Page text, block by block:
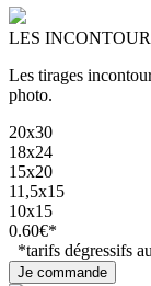
LES
Les tirages
photo.
20x30
18x24
15x20
11,5x15
10x15
0.60€*
*tarifs dégressifs